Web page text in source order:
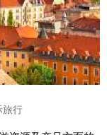
旅行